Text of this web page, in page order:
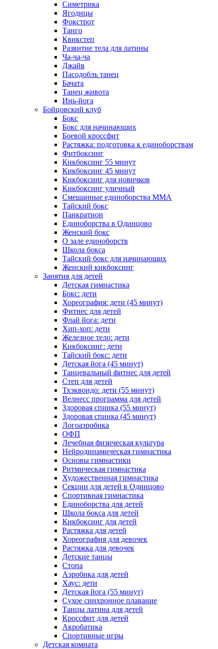
Симетрика
Ягодицы
Фокстрот
Танго
Квикстеп
Развитие тела для латины
Ча-ча-ча
Джайв
Пасодобль танец
Бачата
Танец живота
Инь-йога
Бойцовский клуб
Бокс
Бокс для начинающих
Боевой кроссфит
Растяжка: подготовка к единоборствам
Фитбоксинг
Кикбоксинг 55 минут
Кикбоксинг 45 минут
Кикбоксинг для новичков
Кикбоксинг уличный
Смешанные единоборства ММА
Тайский бокс
Панкратион
Единоборства в Одинцово
Женский бокс
О зале единоборств
Школа бокса
Тайский бокс для начинающих
Женский кикбоксинг
Занятия для детей
Детская гимнастика
Бокс: дети
Хореография: дети (45 минут)
Фитнес для детей
Флай йога: дети
Хип-хоп: дети
Железное тело: дети
Кикбоксинг: дети
Тайский бокс: дети
Детская йога (45 минут)
Танцевальный фитнес для детей
Степ для детей
Тхэквондо: дети (55 минут)
Велнесс программа для детей
Здоровая спинка (55 минут)
Здоровая спинка (45 минут)
Логоаэробика
ОФП
Лечебная физическая культура
Нейродинамическая гимнастика
Основы гимнастики
Ритмическая гимнастика
Художественная гимнастика
Секции для детей в Одинцово
Спортивная гимнастика
Единоборства для детей
Школа бокса для детей
Кикбоксинг для детей
Растяжка для детей
Хореография для девочек
Растяжка для девочек
Детские танцы
Стопа
Аэробика для детей
Хаус: дети
Детская йога (55 минут)
Сухое синхронное плавание
Танцы латина для детей
Кроссфит для детей
Акробатика
Спортивные игры
Детская комната